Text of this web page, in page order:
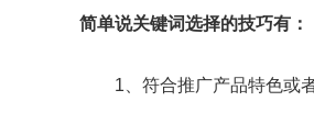
简单说关键词选择的技巧有：
1、符合推广产品特色或